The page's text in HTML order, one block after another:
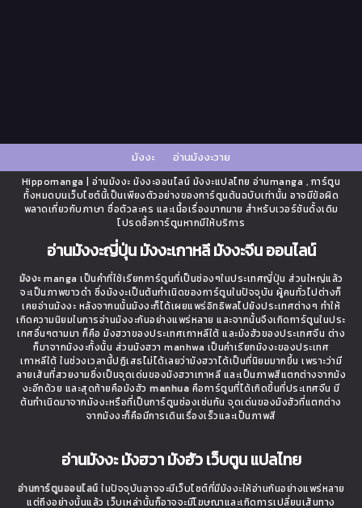
มังงะ อ่านมังงะวาย
Hippomanga | อ่านมังงะ มังงะออนไลน์ มังงะแปลไทย อ่านmanga , การ์ตูน
ทั้งหมดบนเว็บไซต์นี้เป็นเพียงตัวอย่างของการ์ตูนต้นฉบับเท่านั้น อาจมีข้อผิด
พลาดเกี่ยวกับภาษา ชื่อตัวละคร และเนื้อเรื่องมากมาย สำหรับเวอร์ชันดั้งเดิม
โปรดซื้อการ์ตูนหากมีให้บริการ
อ่านมังงะญี่ปุ่น มังงะเกาหลี มังงะจีน ออนไลน์
มังงะmanga เป็นคำที่ใช้เรียกการ์ตูนที่เป็นช่องๆในประเทศญี่ปุ่น ส่วนใหญ่แล้ว
จะเป็นภาพขาวดำ ซึ่งมังงะเป็นต้นกำเนิดของการ์ตูนในปัจจุบัน ผู้คนทั่วไปต่างก็
เคยอ่านมังงะ หลังจากนนั้นมังงะก็ได้เผยแพร่อิทธิพลไปยังประเทศต่างๆ ทำให้
เกิดความนิยมในการอ่านมังงะกันอย่างแพร่หลาย และจากนั้นจึงเกิดการ์ตูนในประ
เทศอื่นๆตามมา ก็คือ มังฮวาของประเทศเกาหลีใต้ และมังฮัวของประเทศจีน ต่าง
ก็มาจากมังงะทั้งนั้น ส่วนมังฮวา manhwa เป็นคำเรียกมังงะของประเทศ
เกาหลีใต้ ในช่วงเวลานี้ปฏิเสธไม่ได้เลยว่ามังฮวาได้เป็นที่นิยมมากขึ้น เพราะว่ามี
ลายเส้นที่สวยงามซึ่งเป็นจุดเด่นของมังฮวาเกาหลี และเป็นภาพสีแตกต่างจากมัง
งะอีกด้วย และสุดท้ายคือมังฮัว manhua คือการ์ตูนที่ได้เกิดขึ้นที่ประเทศจีน มี
ต้นกำเนิดมาจากมังงะหรือที่เป็นการ์ตูนช่องเช่นกัน จุดเด่นของมังฮัวที่แตกต่าง
จากมังงะก็คือมีการเดินเรื่องเร็วและเป็นภาพสี
อ่านมังงะ มังฮวา มังฮัว เว็บตูน แปลไทย
อ่านการ์ตูนออนไลน์ ในปัจจุบันอาจจะมีเว็บไซต์ที่มีมังงะให้อ่านกันอย่างแพร่หลาย
แต่ถึงอย่างนั้นแล้ว เว็บเหล่านั้นก็อาจจะมีโฆษณาและเกิดการเปลี่ยนเส้นทาง